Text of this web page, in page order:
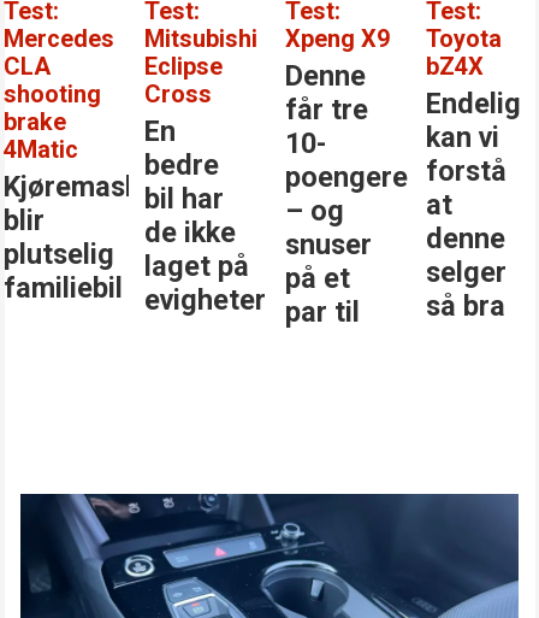
Test:
Mitsubishi
Eclipse
Cross
En
bedre
bil har
de ikke
laget på
evigheter
Test:
Xpeng X9
Denne
får tre
10-
poengere
– og
snuser
på et
par til
Test:
Toyota
bZ4X
Endelig
kan vi
forstå
at
denne
selger
så bra